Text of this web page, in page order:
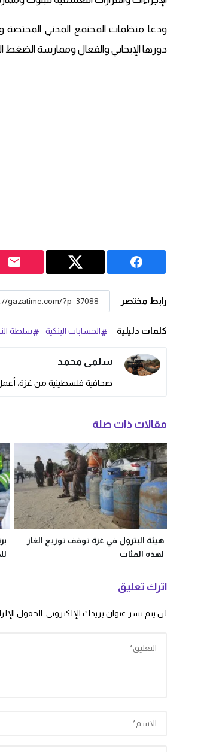
ودعا منظمات المجتمع المدني المختصة
دورها الإيجابي والفعال وممارسة الضغط
رابط مختصر
كلمات دليلية الحسابات البنكية سلطة
سلمى محمد
صحافية فلسطينية من غزة، أعمل
مقالات ذات صلة
هيئة البترول في غزة توقف توزيع الغاز
لهذه الفئات
اترك تعليق
لن يتم نشر عنوان بريدك الإلكتروني. الحقول